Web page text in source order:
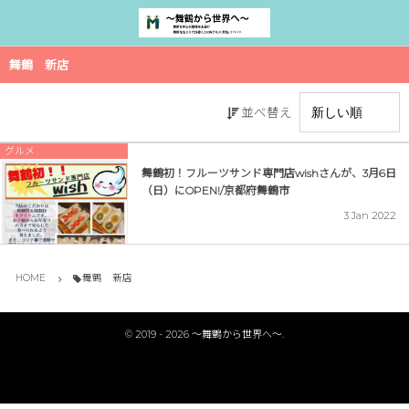
舞鶴 新店
並べ替え
グルメ
舞鶴初！フルーツサンド専門店wishさんが、3月6日
（日）にOPEN!/京都府舞鶴市
3 Jan 2022
HOME 舞鶴 新店
© 2019 - 2026 〜舞鶴から世界へ〜.